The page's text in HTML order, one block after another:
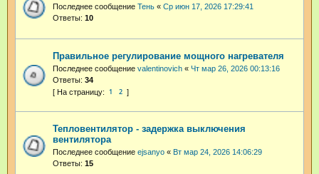
Последнее сообщение Тень « Ср июн 17, 2026 17:29:41
Ответы: 10
Правильное регулирование мощного нагревателя
Последнее сообщение valentinovich « Чт мар 26, 2026 00:13:16
Ответы: 34
1 2
Тепловентилятор - задержка выключения
вентилятора
Последнее сообщение ejsanyo « Вт мар 24, 2026 14:06:29
Ответы: 15